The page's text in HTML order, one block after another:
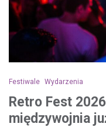
Festiwale Wydarzenia
Retro Fest
międzywojnia